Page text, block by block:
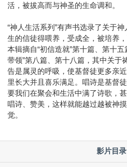
活，被拔高而与神圣的生命调和。
“神人生活系列”有声书选录了关于
生的信徒得喂养，受成全，被培养
本辑摘自“初信造就”第十篇、第十
带领”第八篇、第十八篇，其中关于
告是属灵的呼吸，使基督徒更多亲
里长大并且喜乐满足。唱诗是基督
要我们在聚会和生活中满了诗歌，
唱诗、赞美，这样就能越过越被神
觉。
影片目录